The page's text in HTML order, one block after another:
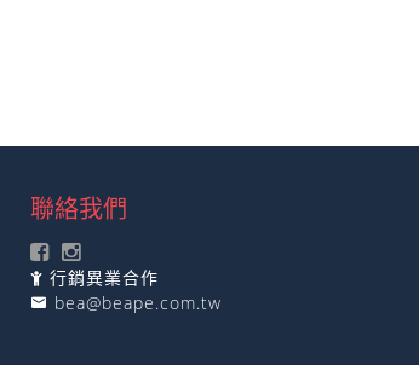
聯絡我們
行銷異業合作
bea@beape.com.tw